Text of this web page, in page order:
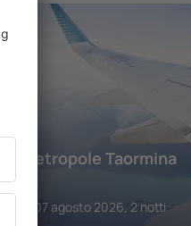
Metropole Taormina
07 agosto 2026, 2 notti